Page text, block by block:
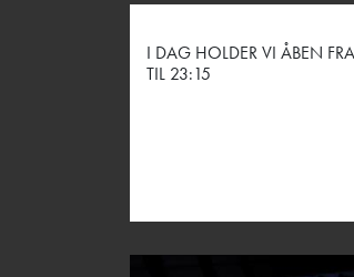
I DAG HOLDER VI ÅBEN
TIL 23:15